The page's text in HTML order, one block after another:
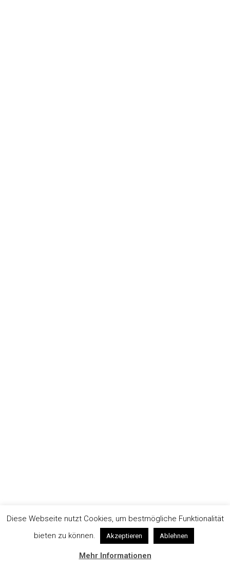
Diese Webseite nutzt Cookies, um bestmögliche Funktionalität
bieten zu können.
Akzeptieren Ablehnen
Mehr Informationen